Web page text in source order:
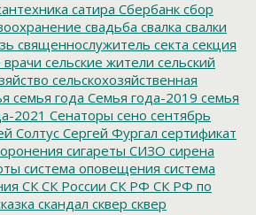
сатира Сбербанк сбор
свадьба свалка свалки
священнослужитель секта секция
врачи сельские жители сельский
сельскохозяйственная
семья года Семья года-2019 семья
2021 Сенаторы сено сентябрь
СолтусСергей Фургал сертификат
сигареты СИЗО сирена
система оповещения система
СК СК России СК РФ СК РФ по
скандал сквер сквер